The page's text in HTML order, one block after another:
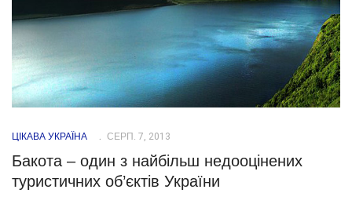
ЦІКАВА УКРАЇНА СЕРП. 7, 2013
Бакота – один з найбільш недооцінених
туристичних об’єктів України